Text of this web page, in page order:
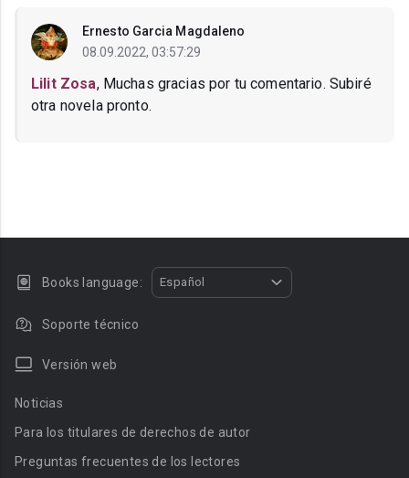
Ernesto Garcia Magdaleno
08.09.2022, 03:57:29
Lilit Zosa, Muchas gracias por tu comentario. Subiré
otra novela pronto.
Books language: Español
Soporte técnico
Versión web
Noticias
Para los titulares de derechos de autor
Preguntas frecuentes de los lectores